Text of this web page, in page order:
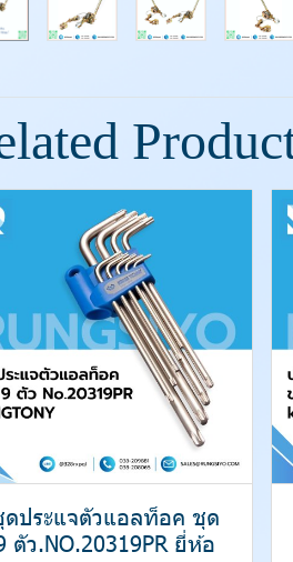
ประแจตัวแอลท็อค ชุด
ตัว.NO.20319PR ยี่ห้อ